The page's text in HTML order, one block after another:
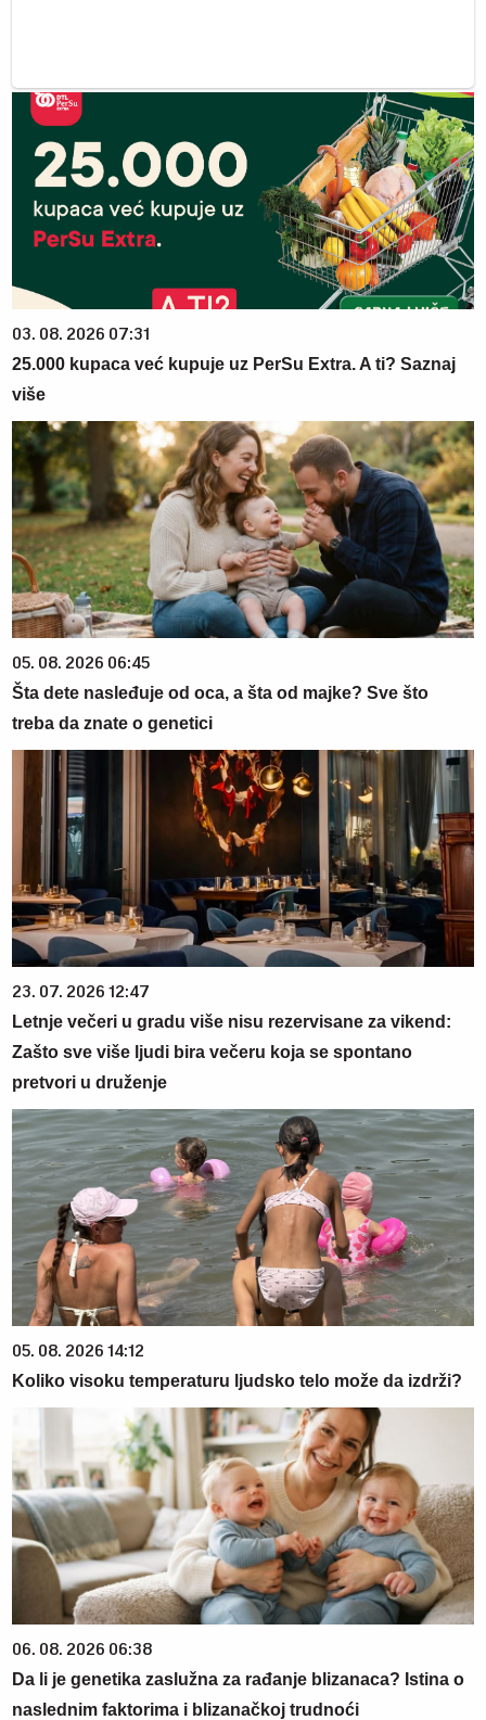
03. 08. 2026 07:31
25.000 kupaca već kupuje uz PerSu Extra. A ti? Saznaj
više
05. 08. 2026 06:45
Šta dete nasleđuje od oca, a šta od majke? Sve što
treba da znate o genetici
23. 07. 2026 12:47
Letnje večeri u gradu više nisu rezervisane za vikend:
Zašto sve više ljudi bira večeru koja se spontano
pretvori u druženje
05. 08. 2026 14:12
Koliko visoku temperaturu ljudsko telo može da izdrži?
06. 08. 2026 06:38
Da li je genetika zaslužna za rađanje blizanaca? Istina o
naslednim faktorima i blizanačkoj trudnoći